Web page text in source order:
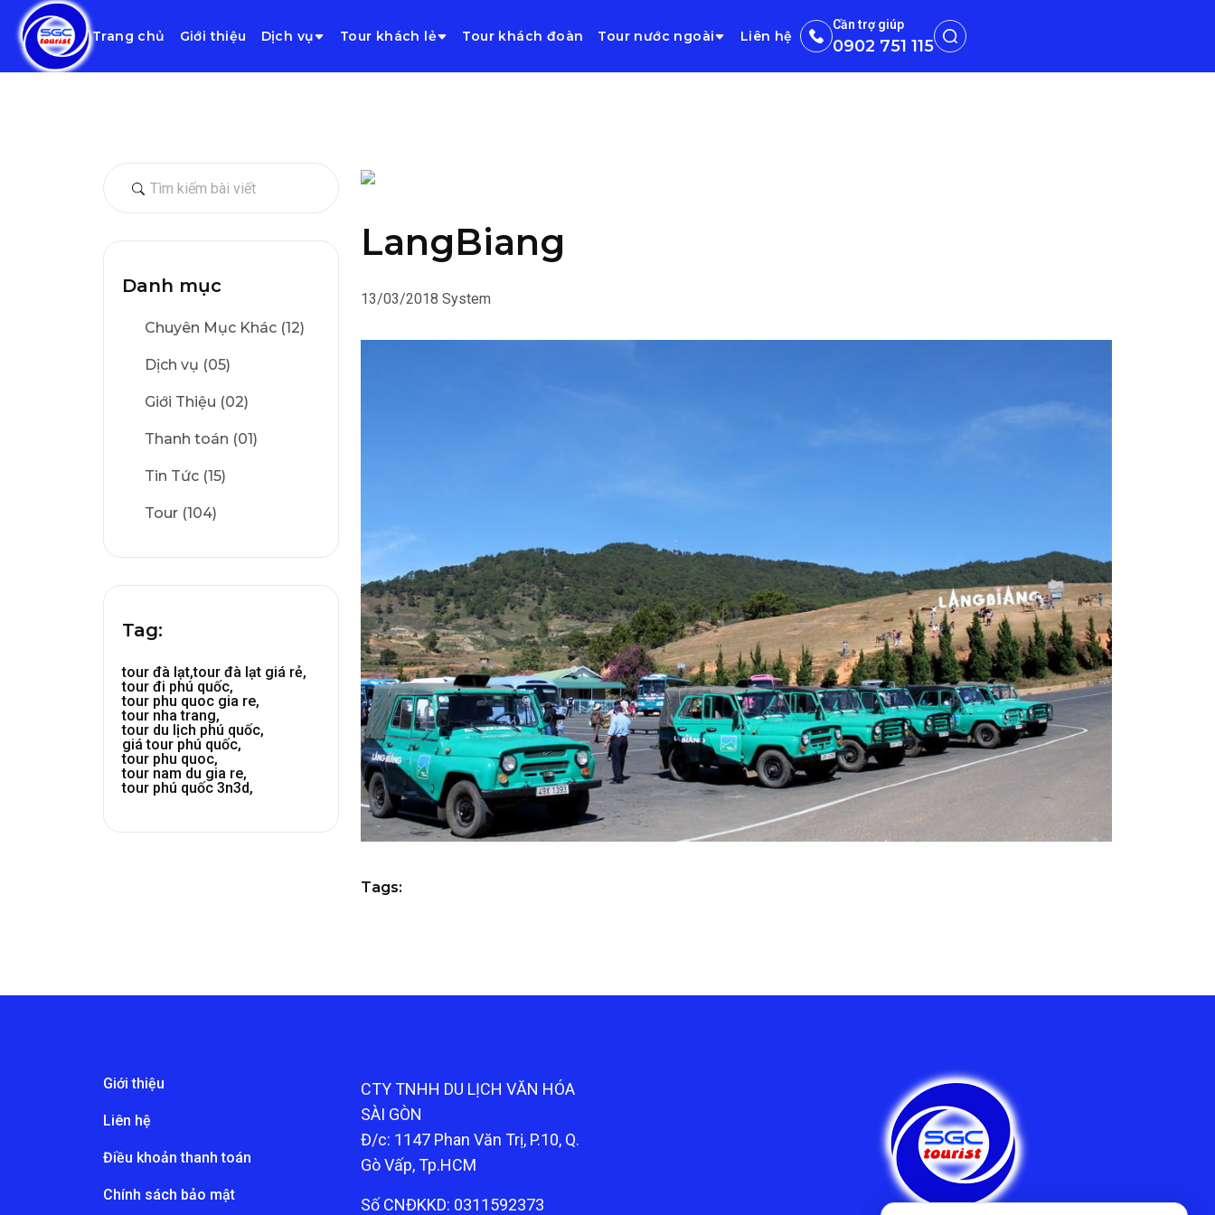
Trang chủ Giới thiệu Dịch vụ Tour khách lẻ Tour khách đoàn Tour nước ngoài Liên hệ
Cần trợ giúp
0902 751 115
Danh mục
Chuyên Mục Khác (12)
Dịch vụ (05)
Giới Thiệu (02)
Thanh toán (01)
Tin Tức (15)
Tour (104)
Tag:
tour đà lạt,tour đà lạt giá rẻ,
tour đi phú quốc,
tour phu quoc gia re,
tour nha trang,
tour du lịch phú quốc,
giá tour phú quốc,
tour phu quoc,
tour nam du gia re,
tour phú quốc 3n3d,
LangBiang
13/03/2018 System
Tags:
Giới thiệu
Liên hệ
Điều khoản thanh toán
Chính sách bảo mật
CTY TNHH DU LỊCH VĂN HÓA
SÀI GÒN
Đ/c: 1147 Phan Văn Trị, P.10, Q.
Gò Vấp, Tp.HCM
Số CNĐKKD: 0311592373